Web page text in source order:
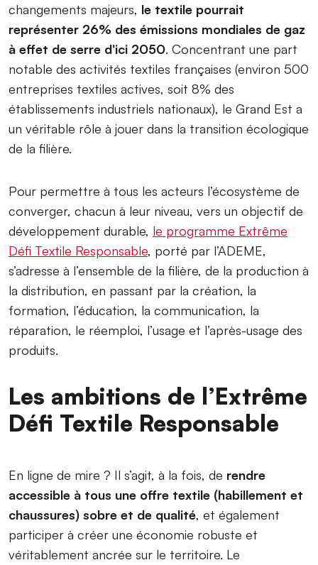
changements majeurs, le textile pourrait
représenter 26% des émissions mondiales de gaz
à effet de serre d'ici 2050. Concentrant une part
notable des activités textiles françaises (environ 500
entreprises textiles actives, soit 8% des
établissements industriels nationaux), le Grand Est a
un véritable rôle à jouer dans la transition écologique
de la filière.
Pour permettre à tous les acteurs l’écosystème de
converger, chacun à leur niveau, vers un objectif de
développement durable, le programme Extrême
Défi Textile Responsable, porté par l’ADEME,
s’adresse à l’ensemble de la filière, de la production à
la distribution, en passant par la création, la
formation, l’éducation, la communication, la
réparation, le réemploi, l’usage et l’après-usage des
produits.
Les ambitions de l’Extrême
Défi Textile Responsable
En ligne de mire ? Il s’agit, à la fois, de rendre
accessible à tous une offre textile (habillement et
chaussures) sobre et de qualité, et également
participer à créer une économie robuste et
véritablement ancrée sur le territoire. Le